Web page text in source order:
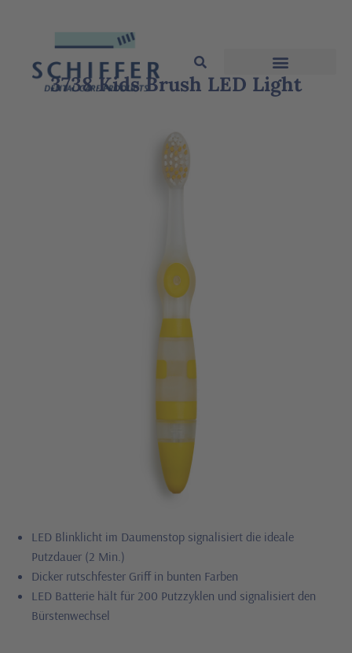
3738 Kids Brush LED Light
LED Blinklicht im Daumenstop signalisiert die ideale
Putzdauer (2 Min.)
Dicker rutschfester Griff in bunten Farben
LED Batterie hält für 200 Putzzyklen und signalisiert den
Bürstenwechsel